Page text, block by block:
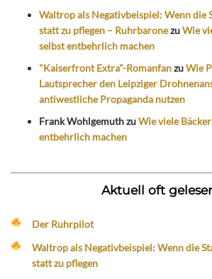
Waltrop als Negativbeispiel: Wenn die
statt zu pflegen – RuhrbaronezuWie
selbst entbehrlich machen
"Kaiserfront Extra"-RomanfanzuWie
Lautsprecher den Leipziger
antiwestliche Propaganda nutzen
Frank WohlgemuthzuWie viele
entbehrlich machen
Aktuell oft
Der Ruhrpilot
Waltrop als Negativbeispiel: Wenn die
statt zu pflegen